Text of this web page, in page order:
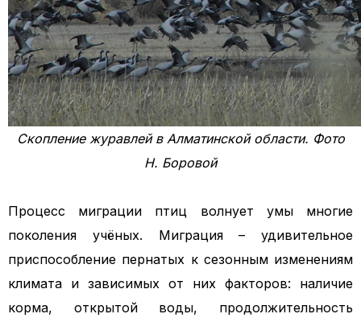
Скопление журавлей в Алматинской области. Фото
Н. Боровой
Процесс миграции птиц волнует умы многие
поколения учёных. Миграция – удивительное
приспособление пернатых к сезонным изменениям
климата и зависимых от них факторов: наличие
корма, открытой воды, продолжительность